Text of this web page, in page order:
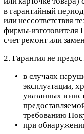
в гарантийный
или несоответствия
фирмы-изготовителя
счет ремонт или
2. Гарантия не
в случаях
эксплуатации,
указанных в
требованию
при